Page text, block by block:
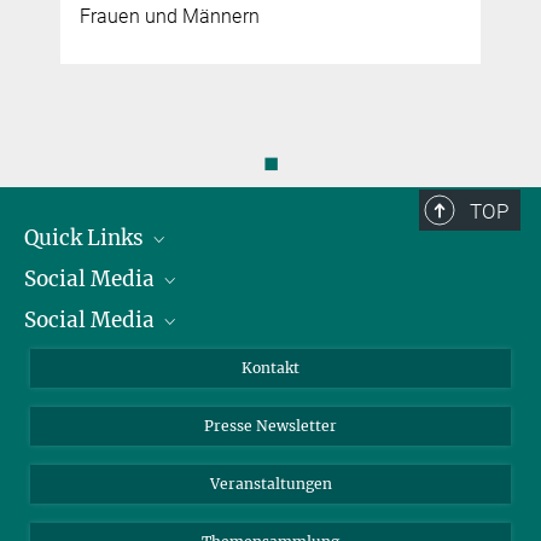
Frauen und Männern
◼
TOP
Quick Links
Präsident
Zahlen und Fakten
Meldestelle Fehlverhalten
Social Media
Bluesky
TikTok
Social Media
Instagram
YouTube
Kontakt
Presse Newsletter
Veranstaltungen